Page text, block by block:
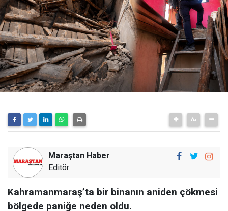
Maraştan Haber
Editör
Kahramanmaraş’ta bir binanın aniden çökmesi
bölgede paniğe neden oldu.